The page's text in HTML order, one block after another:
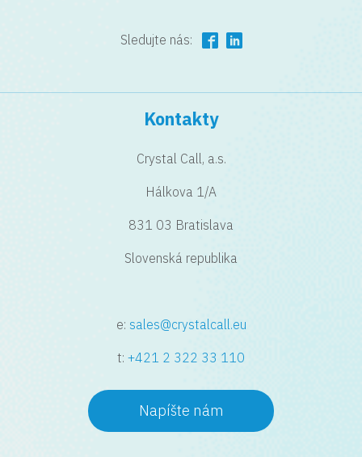
Sledujte nás:
Kontakty
Crystal Call, a.s.
Hálkova 1/A
831 03 Bratislava
Slovenská republika
e: sales@crystalcall.eu
t: +421 2 322 33 110
Napíšte nám